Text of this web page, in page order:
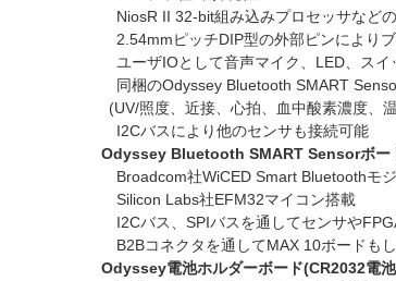
NiosR II 32-bit組み込みプロセッサなど
2.54mmピッチDIP型の外部ピンにより
ユーザIOとして音声マイク、LED、スイ
同梱のOdyssey Bluetooth SMART
(UV/照度、近接、心拍、血中酸素濃度、
I2Cバスにより他のセンサも接続可能
Odyssey Bluetooth SMART Sensorボー
Broadcom社WiCED Smart Bluetoothモ
Silicon Labs社EFM32マイコン搭載
I2Cバス、SPIバスを通してセンサや
B2Bコネクタを通してMAX 10ボードも
Odyssey電池ホルダーボード(CR2032電